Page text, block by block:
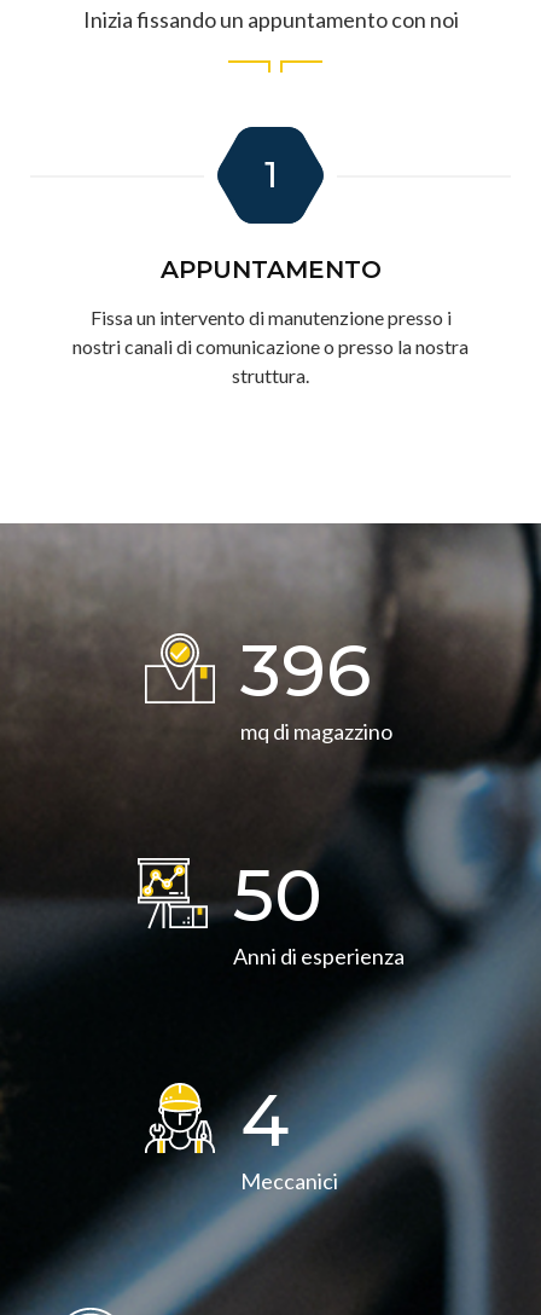
Inizia fissando un appuntamento con noi
1
APPUNTAMENTO
Fissa un intervento di manutenzione presso i
nostri canali di comunicazione o presso la nostra
struttura.
399
mq di magazzino
50
Anni di esperienza
4
Meccanici